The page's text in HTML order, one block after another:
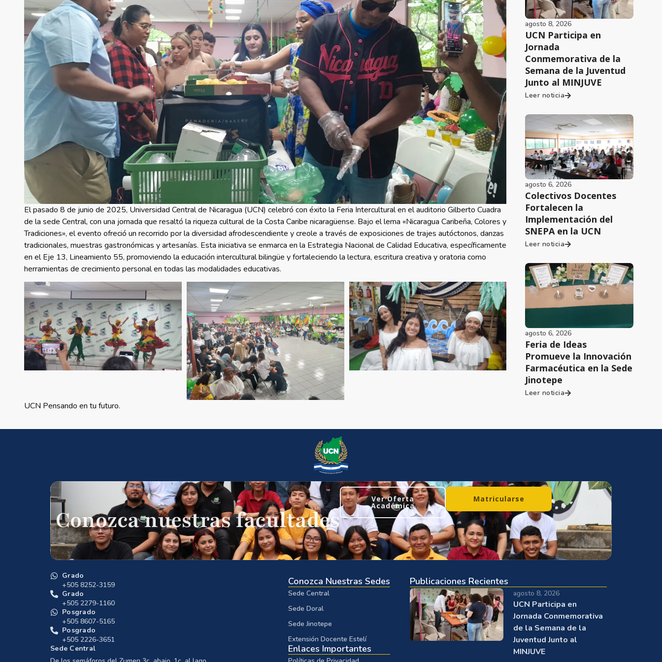
El pasado 8 de junio de 2025, Universidad Central de Nicaragua (UCN) celebró con éxito la Feria Intercultural en el auditorio Gilberto Cuadra
de la sede Central, con una jornada que resaltó la riqueza cultural de la Costa Caribe nicaragüense. Bajo el lema «Nicaragua Caribeña, Colores y
Tradiciones», el evento ofreció un recorrido por la diversidad afrodescendiente y creole a través de exposiciones de trajes autóctonos, danzas
tradicionales, muestras gastronómicas y artesanías. Esta iniciativa se enmarca en la Estrategia Nacional de Calidad Educativa, específicamente
en el Eje 13, Lineamiento 55, promoviendo la educación intercultural bilingüe y fortaleciendo la lectura, escritura creativa y oratoria como
herramientas de crecimiento personal en todas las modalidades educativas.
UCN Pensando en tu futuro.
agosto 8, 2026
UCN Participa en
Jornada
Conmemorativa de la
Semana de la Juventud
Junto al MINJUVE
Leer noticia
agosto 6, 2026
Colectivos Docentes
Fortalecen la
Implementación del
SNEPA en la UCN
Leer noticia
agosto 6, 2026
Feria de Ideas
Promueve la Innovación
Farmacéutica en la Sede
Jinotepe
Leer noticia
Conozca nuestras facultades
Ver Oferta
Académica
Matricularse
Grado
+505 8252-3159
Grado
+505 2279-1160
Posgrado
+505 8607-5165
Posgrado
+505 2226-3651
Sede Central
Conozca Nuestras Sedes
Sede Central
Sede Doral
Sede Jinotepe
Extensión Docente Estelí
Enlaces Importantes
Publicaciones Recientes
agosto 8, 2026
UCN Participa en
Jornada Conmemorativa
de la Semana de la
Juventud Junto al
MINJUVE